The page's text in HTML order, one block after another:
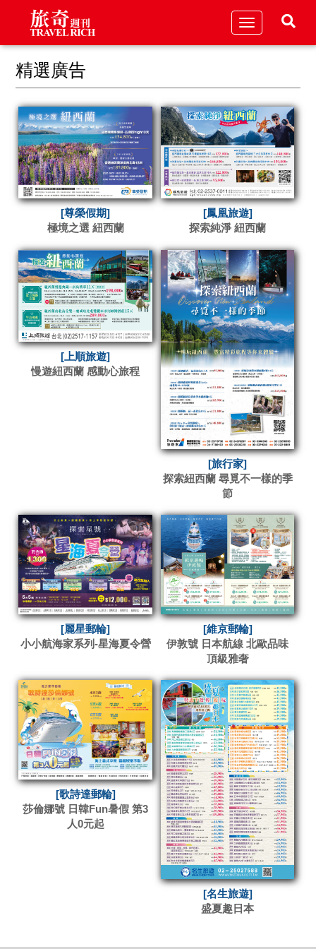
Toggle
精選廣告
[尊榮假期]
極境之選 紐西蘭
[鳳凰旅遊]
探索純淨 紐西蘭
[上順旅遊]
慢遊紐西蘭 感動心旅程
[旅行家]
探索紐西蘭 尋覓不一樣的季
節
[麗星郵輪]
小小航海家系列-星海夏令營
[維京郵輪]
伊敦號 日本航線 北歐品味
頂級雅奢
[歌詩達郵輪]
莎倫娜號 日韓Fun暑假 第3
人0元起
[名生旅遊]
盛夏趣日本